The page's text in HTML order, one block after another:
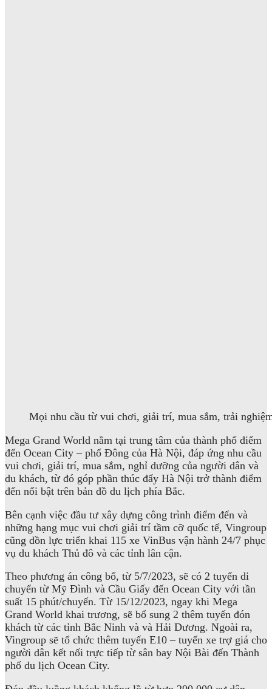
Mọi nhu cầu từ vui chơi, giải trí, mua sắm, trải
Mega Grand World nằm tại trung tâm của thành phố điểm
đến Ocean City – phố Đông của Hà Nội, đáp ứng nhu cầu
vui chơi, giải trí, mua sắm, nghỉ dưỡng của người dân và
du khách, từ đó góp phần thúc đẩy Hà Nội trở thành điểm
đến nổi bật trên bản đồ du lịch phía Bắc.
Bên cạnh việc đầu tư xây dựng công trình điểm đến và
những hạng mục vui chơi giải trí tầm cỡ quốc tế, Vingroup
cũng dồn lực triển khai 115 xe VinBus vận hành 24/7 phục
vụ du khách Thủ đô và các tỉnh lân cận.
Theo phương án công bố, từ 5/7/2023, sẽ có 2 tuyến di
chuyển từ Mỹ Đình và Cầu Giấy đến Ocean City với tần
suất 15 phút/chuyến. Từ 15/12/2023, ngay khi Mega
Grand World khai trương, sẽ bổ sung 2 thêm tuyến đón
khách từ các tỉnh Bắc Ninh và và Hải Dương. Ngoài ra,
Vingroup sẽ tổ chức thêm tuyến E10 – tuyến xe trợ giá cho
người dân kết nối trực tiếp từ sân bay Nội Bài đến Thành
phố du lịch Ocean City.